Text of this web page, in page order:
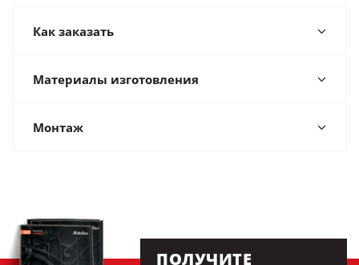
Как заказать
Материалы изготовления
Монтаж
ПОЛУЧИТЕ